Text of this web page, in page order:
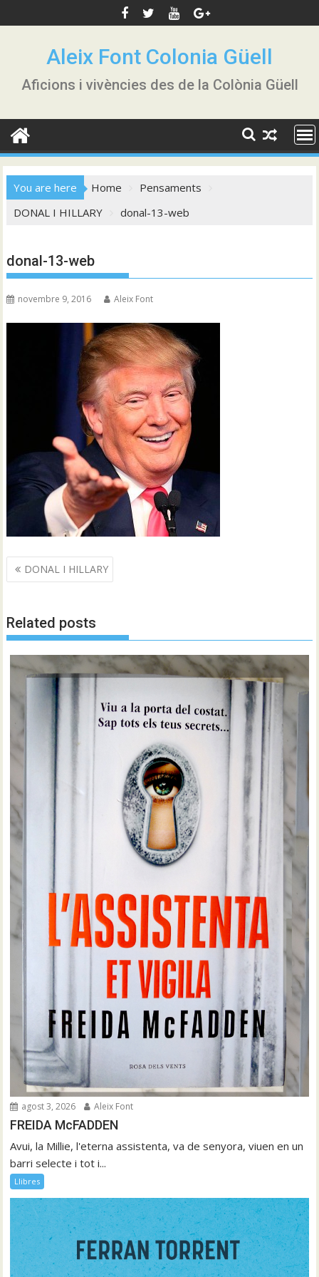
to
Aleix Font Colonia Güell
Aficions i vivències des de la Colònia Güell
You are here Home
Pensaments
DONAL I HILLARY
donal-13-web
donal-13-web
novembre 9, 2016 Aleix Font
Navegació
d'entrades
DONAL I HILLARY
Related posts
agost 3, 2026 Aleix Font
FREIDA McFADDEN
Avui, la Millie, l'eterna assistenta, va de senyora, viuen en un
barri selecte i tot i...
Llibres